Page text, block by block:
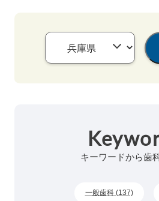
キーワードから歯
一般歯科 (137)